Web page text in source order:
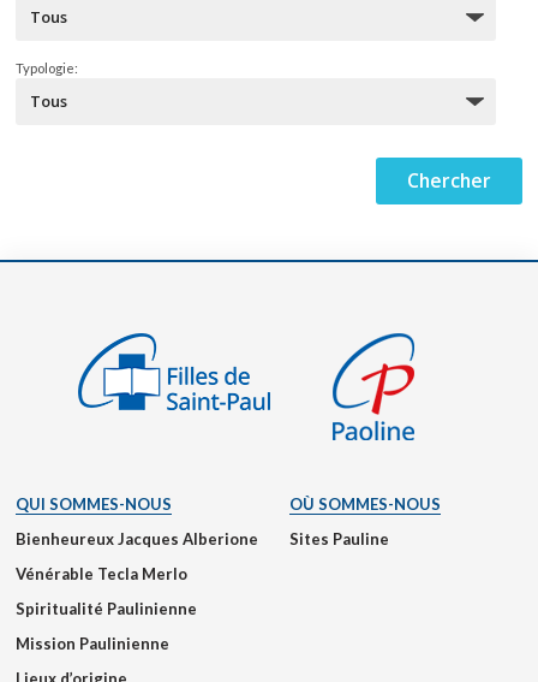
Typologie:
QUI SOMMES-NOUS
Bienheureux Jacques Alberione
Vénérable Tecla Merlo
Spiritualité Paulinienne
Mission Paulinienne
OÙ SOMMES-NOUS
Sites Pauline